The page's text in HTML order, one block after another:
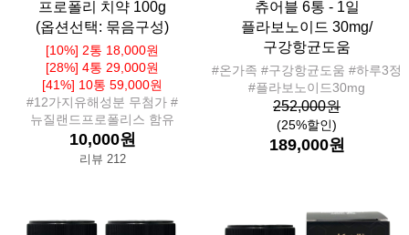
프로폴리 치약 100g
(옵션선택: 묶음구성)
[10%] 2통 18,000원
[28%] 4통 29,000원
[41%] 10통 59,000원
#12가지유해성분 무첨가 #
뉴질랜드프로폴리스 함유
10,000원
리뷰 212
츄어블 6통 - 1일
플라보노이드 30mg/
구강항균도움
#온가족 #구강항균도움 #하루3정
#플라보노이드30mg
252,000원
(25%할인)
189,000원